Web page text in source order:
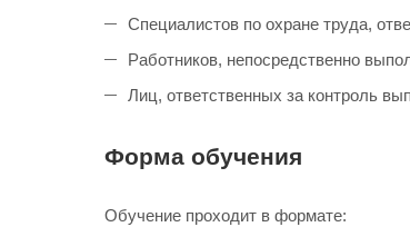
Специалистов по охране труда,
Работников, непосредственно
Лиц, ответственных за контроль
Форма обучения
Обучение проходит в формате: